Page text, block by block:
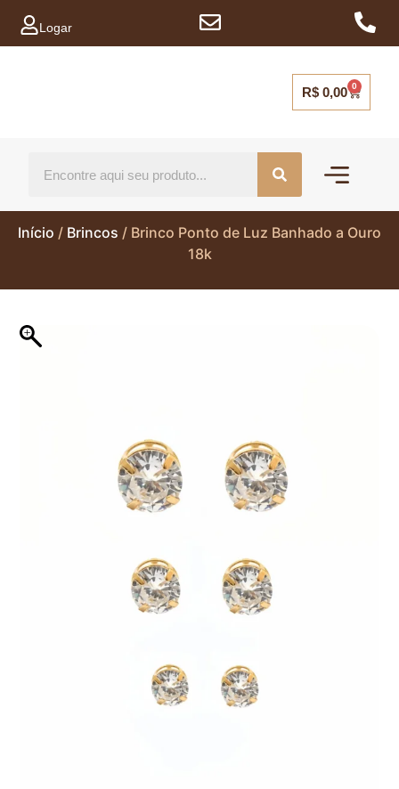
Logar
R$0,00 0
Início / Brincos / Brinco Ponto de Luz Banhado a Ouro
18k